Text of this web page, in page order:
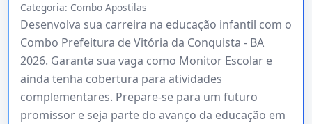
Categoria: Combo Apostilas
Desenvolva sua carreira na educação infantil com o
Combo Prefeitura de Vitória da Conquista - BA
2026. Garanta sua vaga como Monitor Escolar e
ainda tenha cobertura para atividades
complementares. Prepare-se para um futuro
promissor e seja parte do avanço da educação em